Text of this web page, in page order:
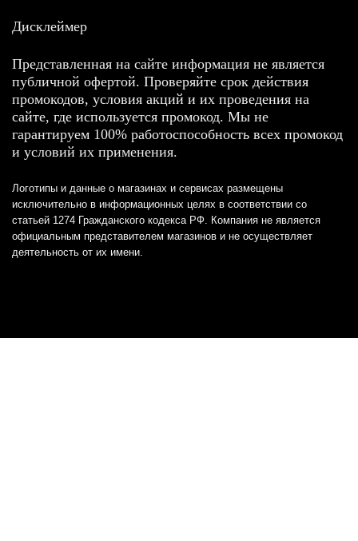
Дисклеймер
Представленная на сайте информация не является
публичной офертой. Проверяйте срок действия
промокодов, условия акций и их проведения на
сайте, где используется промокод. Мы не
гарантируем 100% работоспособность всех промокод
и условий их применения.
Логотипы и данные о магазинах и сервисах размещены
исключительно в информационных целях в соответствии со
статьей 1274 Гражданского кодекса РФ. Компания не является
официальным представителем магазинов и не осуществляет
деятельность от их имени.